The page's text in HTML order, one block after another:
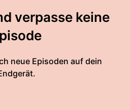
verpasse keine
neue Episoden auf dein